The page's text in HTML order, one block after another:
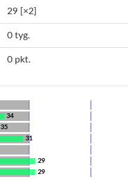
29 [×2]
0 tyg.
0 pkt.
34
35
31
29
29